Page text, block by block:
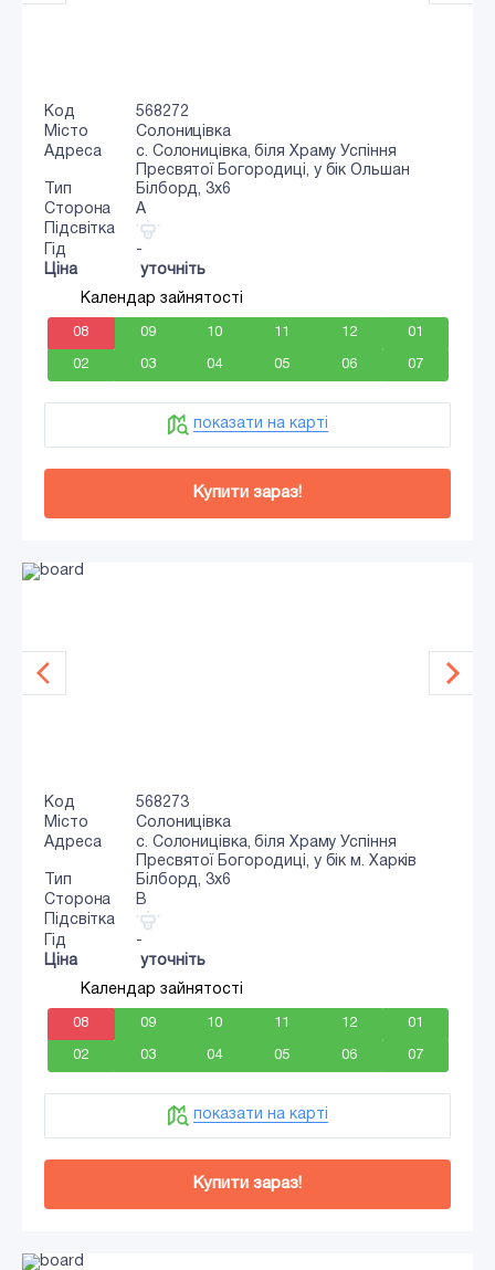
Код
568272
Місто
Солоницівка
Адреса
с. Солоницівка, біля Храму Успіння
Пресвятої Богородиці, у бік Ольшан
Тип
Білборд, 3x6
Сторона
A
Підсвітка
Гід
-
Ціна
уточніть
Календар зайнятості
08 09 10 11 12 01
02 03 04 05 06 07
показати на карті
Купити зараз!
Код
568273
Місто
Солоницівка
Адреса
с. Солоницівка, біля Храму Успіння
Пресвятої Богородиці, у бік м. Харків
Тип
Білборд, 3x6
Сторона
B
Підсвітка
Гід
-
Ціна
уточніть
Календар зайнятості
08 09 10 11 12 01
02 03 04 05 06 07
показати на карті
Купити зараз!